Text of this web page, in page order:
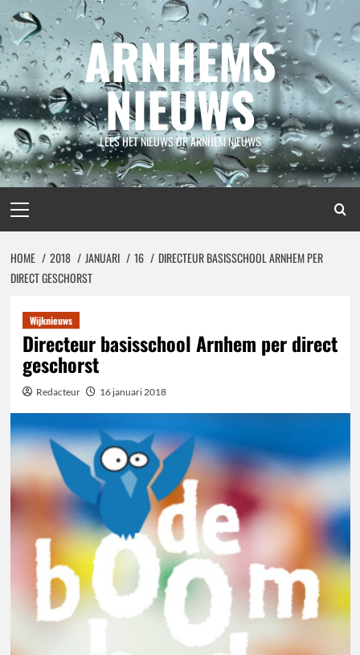
Spring
naar
inhoud
ARNHEMS
NIEUWS
LEES HET NIEUWS OP ARNHEM NIEUWS
menu
HOME 2018 JANUARI 16
DIRECTEUR BASISSCHOOL ARNHEM PER
DIRECT GESCHORST
Wijknieuws
Directeur basisschool Arnhem per direct
geschorst
Redacteur 16 januari 2018